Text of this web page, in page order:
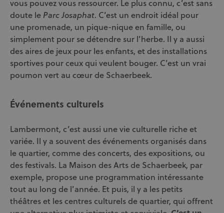
vous pouvez vous ressourcer. Le plus connu, c’est sans
doute le Parc Josaphat. C’est un endroit idéal pour
une promenade, un pique-nique en famille, ou
simplement pour se détendre sur l’herbe. Il y a aussi
des aires de jeux pour les enfants, et des installations
sportives pour ceux qui veulent bouger. C’est un vrai
poumon vert au cœur de Schaerbeek.
Événements culturels
Lambermont, c’est aussi une vie culturelle riche et
variée. Il y a souvent des événements organisés dans
le quartier, comme des concerts, des expositions, ou
des festivals. La Maison des Arts de Schaerbeek, par
exemple, propose une programmation intéressante
tout au long de l’année. Et puis, il y a les petits
théâtres et les centres culturels de quartier, qui offrent